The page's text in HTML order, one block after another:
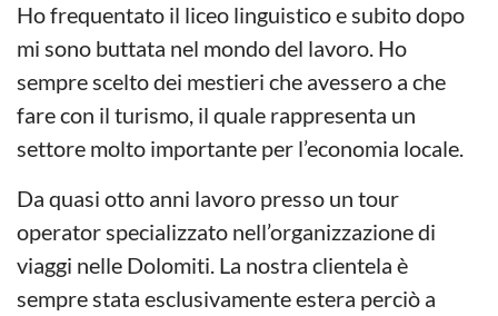
Ho frequentato il liceo linguistico e subito dopo
mi sono buttata nel mondo del lavoro. Ho
sempre scelto dei mestieri che avessero a che
fare con il turismo, il quale rappresenta un
settore molto importante per l’economia locale.
Da quasi otto anni lavoro presso un tour
operator specializzato nell’organizzazione di
viaggi nelle Dolomiti. La nostra clientela è
sempre stata esclusivamente estera perciò a